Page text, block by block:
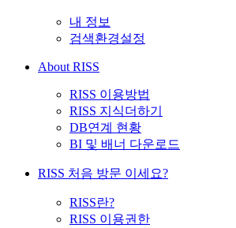
내 정보
검색환경설정
About RISS
RISS 이용방법
RISS 지식더하기
DB연계 현황
BI 및 배너 다운로드
RISS 처음 방문 이세요?
RISS란?
RISS 이용권한